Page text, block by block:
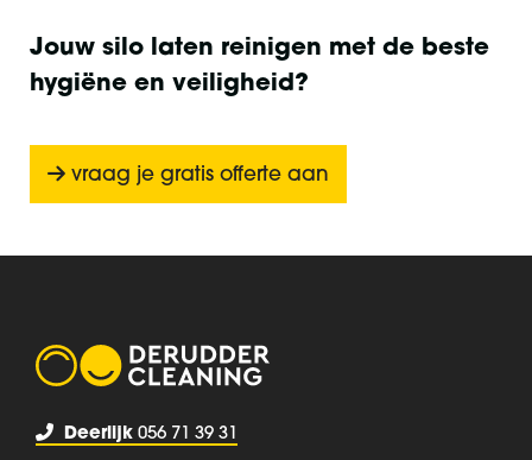
Jouw silo laten reinigen met de beste
hygiëne en veiligheid?
vraag je gratis offerte aan
Deerlijk 056 71 39 31